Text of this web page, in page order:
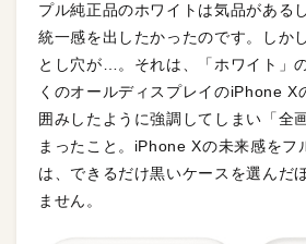
プル純正品のホワイトは気品がある
統一感を出したかったのです。しか
とし穴が…。それは、「ホワイト」
くのオールディスプレイのiPhone X
囲みしたように強調してしまい「全
まったこと。iPhone Xの未来感をフ
は、できるだけ黒いケースを選んだ
ません。